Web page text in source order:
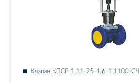
Кла­пан КПСР 1.11-25-1,6-1.1100-